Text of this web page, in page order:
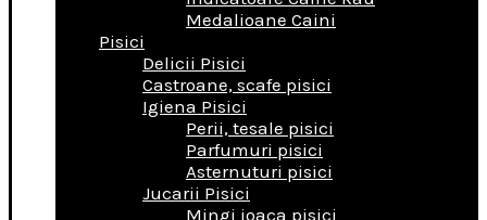
Medalioane Caini
Pisici
Delicii Pisici
Castroane, scafe pisici
Igiena Pisici
Perii, tesale pisici
Parfumuri pisici
Asternuturi pisici
Jucarii Pisici
Mingi joaca pisici